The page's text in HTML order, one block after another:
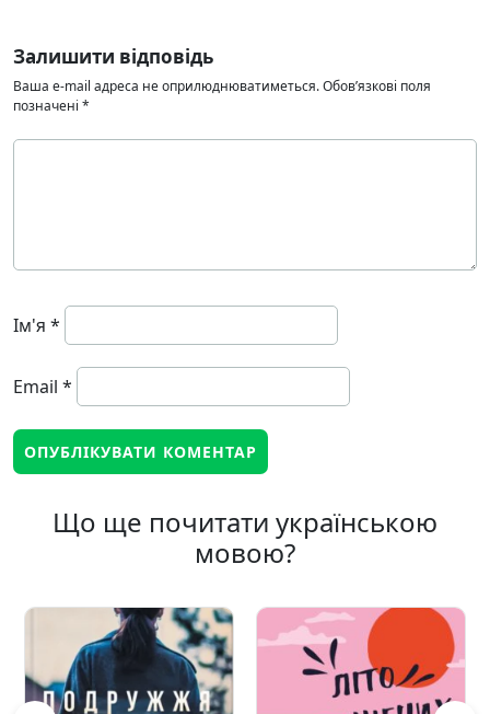
Залишити відповідь
Ваша e-mail адреса не оприлюднюватиметься.Обов’язкові поля
позначені *
Ім'я *
Email *
Що ще почитати українською
мовою?